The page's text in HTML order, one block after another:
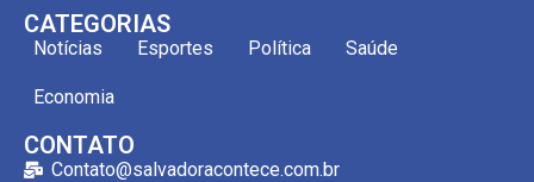
CATEGORIAS
Notícias Esportes Política Saúde
Economia
CONTATO
Contato@salvadoracontece.com.br